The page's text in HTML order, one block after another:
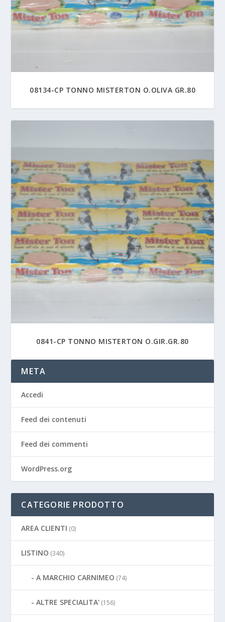
08134-CP TONNO MISTERTON O.OLIVA GR.80
0841-CP TONNO MISTERTON O.GIR.GR.80
META
Accedi
Feed dei contenuti
Feed dei commenti
WordPress.org
CATEGORIE PRODOTTO
AREA CLIENTI (0)
LISTINO (340)
A MARCHIO CARNIMEO (74)
ALTRE SPECIALITA' (156)